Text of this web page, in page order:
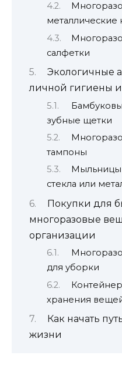
металлические
салфетки
Экологичные
личной гигиены
зубные щетки
тампоны
Мыльницы
стекла или
Покупки для
многоразовые
организации
для уборки
хранения
Как начать
жизни